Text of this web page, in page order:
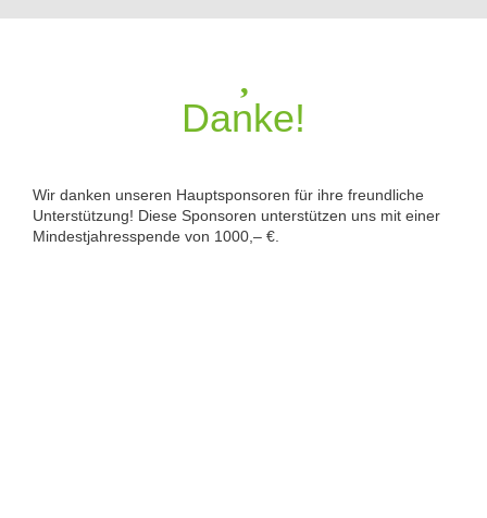
Danke!
Wir danken unseren Hauptsponsoren für ihre freundliche
Unterstützung! Diese Sponsoren unterstützen uns mit einer
Mindestjahresspende von 1000,– €.